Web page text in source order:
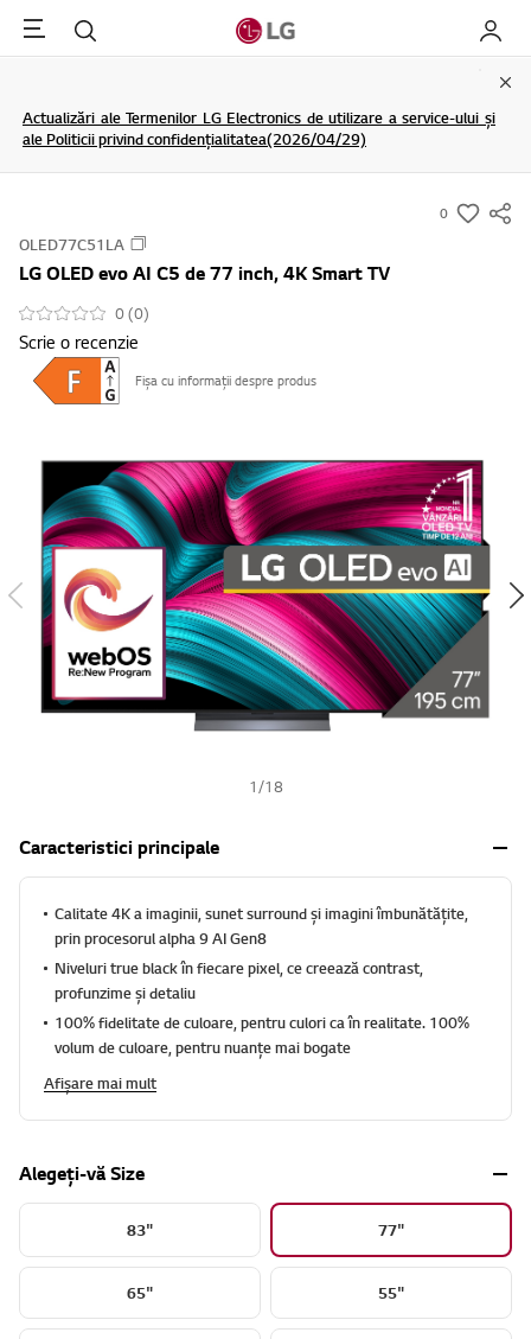
Menu Cautare My LG
Actualizări ale Termenilor LG Electronics de utilizare a service-ului și
ale Politicii privind confidențialitatea(2026/04/29)
0
s
w
i
s
h
OLED77C51LA
LG OLED evo AI C5 de 77 inch, 4K Smart TV
0 (0)
Scrie o recenzie
Fișa cu informații despre produs
1 /18
Caracteristici principale
Calitate 4K a imaginii, sunet surround și imagini îmbunătățite,
prin procesorul alpha 9 AI Gen8
Niveluri true black în fiecare pixel, ce creează contrast,
profunzime și detaliu
100% fidelitate de culoare, pentru culori ca în realitate. 100%
volum de culoare, pentru nuanțe mai bogate
Afișare mai mult
Alegeți-vă Size
83" 77"
65" 55"